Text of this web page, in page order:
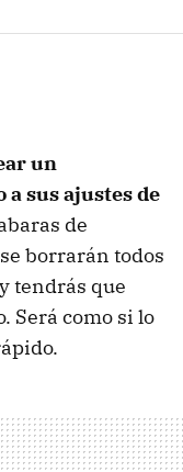
un
sus ajustes de
de
borrarán todos
tendrás que
Será como si lo